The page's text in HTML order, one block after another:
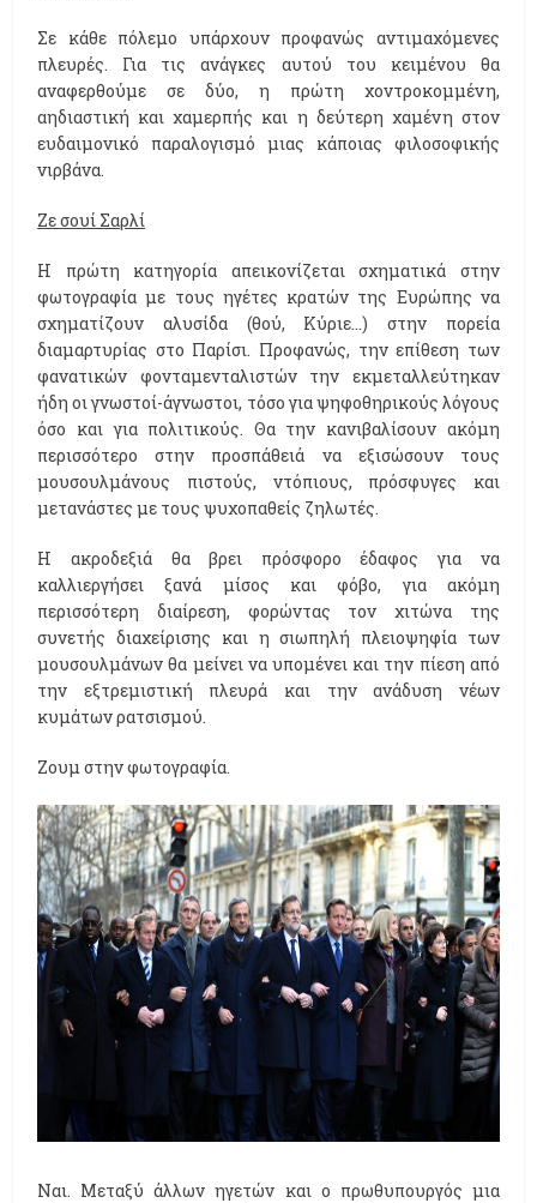
Σε κάθε πόλεμο υπάρχουν προφανώς αντιμαχόμενες
πλευρές. Για τις ανάγκες αυτού του κειμένου θα
αναφερθούμε σε δύο, η πρώτη χοντροκομμένη,
αηδιαστική και χαμερπής και η δεύτερη χαμένη στον
ευδαιμονικό παραλογισμό μιας κάποιας φιλοσοφικής
νιρβάνα.
Ζε σουί Σαρλί
Η πρώτη κατηγορία απεικονίζεται σχηματικά στην
φωτογραφία με τους ηγέτες κρατών της Ευρώπης να
σχηματίζουν αλυσίδα (θού, Κύριε…) στην πορεία
διαμαρτυρίας στο Παρίσι. Προφανώς, την επίθεση των
φανατικών φονταμενταλιστών την εκμεταλλεύτηκαν
ήδη οι γνωστοί-άγνωστοι, τόσο για ψηφοθηρικούς λόγους
όσο και για πολιτικούς. Θα την κανιβαλίσουν ακόμη
περισσότερο στην προσπάθειά να εξισώσουν τους
μουσουλμάνους πιστούς, ντόπιους, πρόσφυγες και
μετανάστες με τους ψυχοπαθείς ζηλωτές.
Η ακροδεξιά θα βρει πρόσφορο έδαφος για να
καλλιεργήσει ξανά μίσος και φόβο, για ακόμη
περισσότερη διαίρεση, φορώντας τον χιτώνα της
συνετής διαχείρισης και η σιωπηλή πλειοψηφία των
μουσουλμάνων θα μείνει να υπομένει και την πίεση από
την εξτρεμιστική πλευρά και την ανάδυση νέων
κυμάτων ρατσισμού.
Ζουμ στην φωτογραφία.
Ναι. Μεταξύ άλλων ηγετών και ο πρωθυπουργός μια